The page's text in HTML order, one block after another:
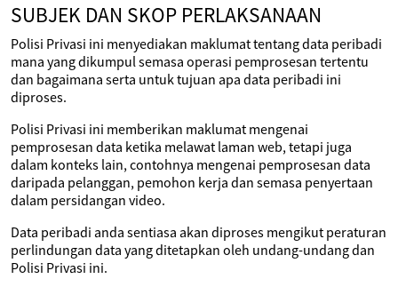
SUBJEK DAN SKOP PERLAKSANAAN
Polisi Privasi ini menyediakan maklumat tentang data peribadi
mana yang dikumpul semasa operasi pemprosesan tertentu
dan bagaimana serta untuk tujuan apa data peribadi ini
diproses.
Polisi Privasi ini memberikan maklumat mengenai
pemprosesan data ketika melawat laman web, tetapi juga
dalam konteks lain, contohnya mengenai pemprosesan data
daripada pelanggan, pemohon kerja dan semasa penyertaan
dalam persidangan video.
Data peribadi anda sentiasa akan diproses mengikut peraturan
perlindungan data yang ditetapkan oleh undang-undang dan
Polisi Privasi ini.